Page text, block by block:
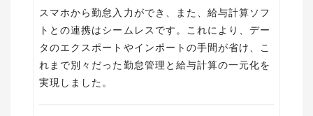
スマホから勤怠入力ができ、また、給与計算ソフ
トとの連携はシームレスです。これにより、デー
タのエクスポートやインポートの手間が省け、こ
れまで別々だった勤怠管理と給与計算の一元化を
実現しました。